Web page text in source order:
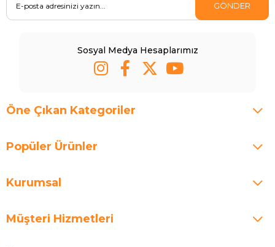
GÖNDER
Sosyal Medya Hesaplarımız
Öne Çıkan Kategoriler
Popüler Ürünler
Kurumsal
Müşteri Hizmetleri